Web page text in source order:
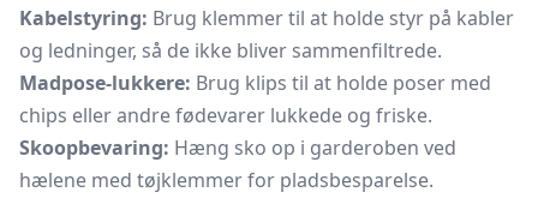
Kabelstyring: Brug klemmer til at holde styr på kabler
og ledninger, så de ikke bliver sammenfiltrede.
Madpose-lukkere: Brug klips til at holde poser med
chips eller andre fødevarer lukkede og friske.
Skoopbevaring: Hæng sko op i garderoben ved
hælene med tøjklemmer for pladsbesparelse.